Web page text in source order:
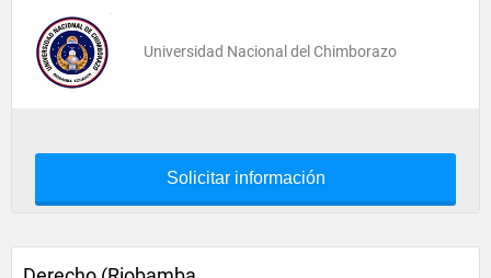
Universidad Nacional del Chimborazo
Solicitar información